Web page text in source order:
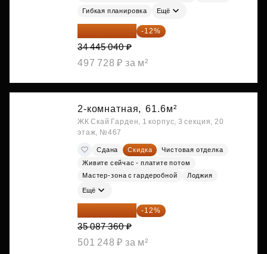
Гибкая планировка Ещё
30 311 635 ₽ -12%
34 445 040 ₽
497 728 ₽ за м²
2-комнатная, 61.6м²
ЖК Скай Гарден, 1 корпус, 3 секция, 20
этаж, №467
Сдана Скидка
Чистовая отделка
Живите сейчас - платите потом
Мастер-зона с гардеробной
Лоджия
Ещё
30 876 877 ₽ -12%
35 087 360 ₽
501 248 ₽ за м²